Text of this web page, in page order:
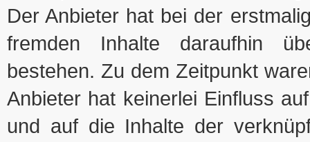
Der Anbieter hat bei der
fremden Inhalte daraufhin
bestehen. Zu dem Zeitpunkt
Anbieter hat keinerlei Einfluss
und auf die Inhalte der